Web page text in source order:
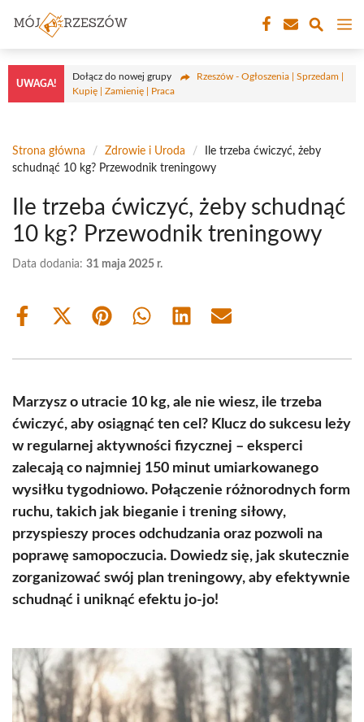
treści
UWAGA!
Dołącz do nowej grupy
Rzeszów - Ogłoszenia | Sprzedam |
Kupię | Zamienię | Praca
Strona główna / Zdrowie i Uroda /
Ile trzeba ćwiczyć, żeby
schudnąć 10 kg? Przewodnik treningowy
Ile trzeba ćwiczyć, żeby schudnąć
10 kg? Przewodnik treningowy
Data dodania: 31 maja 2025 r.
Share
Share
(Twitter)
Share Share Share Share
Marzysz o utracie 10 kg, ale nie wiesz, ile trzeba
ćwiczyć, aby osiągnąć ten cel? Klucz do sukcesu leży
w regularnej aktywności fizycznej – eksperci
zalecają co najmniej 150 minut umiarkowanego
wysiłku tygodniowo. Połączenie różnorodnych form
ruchu, takich jak bieganie i trening siłowy,
przyspieszy proces odchudzania oraz pozwoli na
poprawę samopoczucia. Dowiedz się, jak skutecznie
zorganizować swój plan treningowy, aby efektywnie
schudnąć i uniknąć efektu jo-jo!